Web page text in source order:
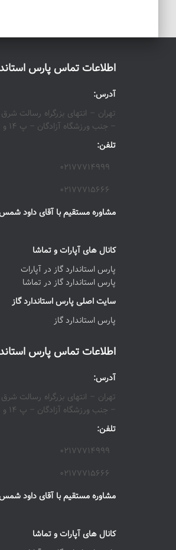
اطلاعات تماس پارس
آدرس:
تهران – انتهای بزرگراه رسالت
– جنب ورزشگاه آزادگان – پ ۱۴ و ۱۶
تلفن:
۰۲۱۷۷۷۱۴۹۹۹
۰۲۱۷۷۷۱۵۶۶۶
مشاوره مستقیم با آقای داود شمس آذر
کانال های آپارات و تماشا
پارس استاندارد گاز در آپارات
پارس استاندارد گاز در تماشا
سایت اصلی پارس استاندارد گاز
پارس استاندارد گاز
اطلاعات تماس پارس
آدرس:
تهران – انتهای بزرگراه رسالت
– جنب ورزشگاه آزادگان – پ ۱۴ و ۱۶
تلفن:
۰۲۱۷۷۷۱۴۹۹۹
۰۲۱۷۷۷۱۵۶۶۶
مشاوره مستقیم با آقای داود شمس آذر
کانال های آپارات و تماشا